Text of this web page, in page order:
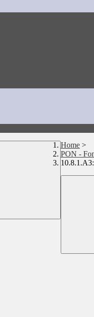
Home >
PON -